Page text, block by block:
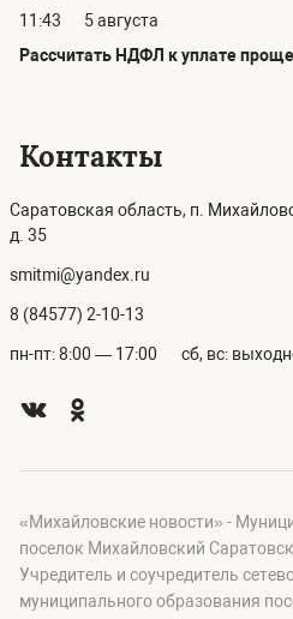
11:43
5 августа
Рассчитать НДФЛ к уплате
Контакты
Саратовская область, п.
д. 35
smitmi@yandex.ru
8 (84577) 2-10-13
пн-пт: 8:00 — 17:00 сб, вс:
«Михайловские новости» -
поселок Михайловский
Учредитель и соучредитель
муниципального образования